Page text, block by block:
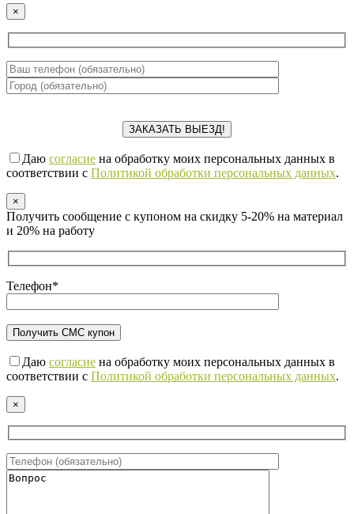
×
Даю согласие на обработку моих персональных данных в
соответствии с Политикой обработки персональных данных.
×
Получить сообщение с купоном на скидку 5-20% на материал
и 20% на работу
Телефон*
Даю согласие на обработку моих персональных данных в
соответствии с Политикой обработки персональных данных.
×